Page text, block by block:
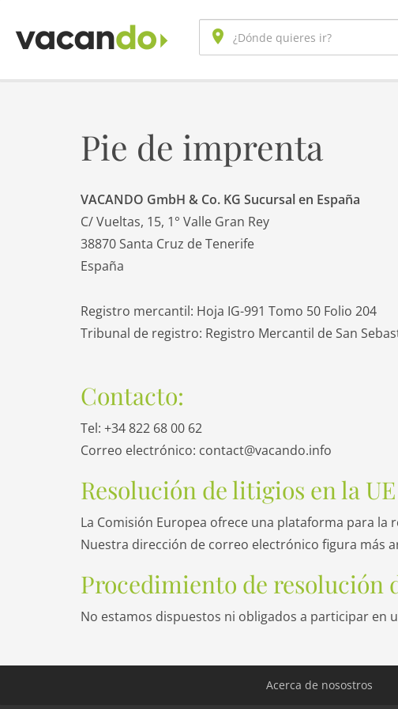
Pie de imprenta
VACANDO GmbH & Co. KG Sucursal en España
C/ Vueltas, 15, 1° Valle Gran Rey
38870 Santa Cruz de Tenerife
España
Registro mercantil: Hoja IG-991 Tomo 50 Folio 204
Tribunal de registro: Registro Mercantil de San
Contacto:
Tel: +34 822 68 00 62
Correo electrónico: contact@vacando.info
Resolución de litigios en la UE
La Comisión Europea ofrece una plataforma para la
Nuestra dirección de correo electrónico figura más
Procedimiento de resolución
No estamos dispuestos ni obligados a participar
Acerca de nosostros